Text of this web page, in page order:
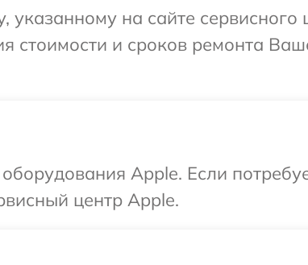
на сайте сервисного
стоимости и сроков ремонта
Apple. Если
центр Apple.